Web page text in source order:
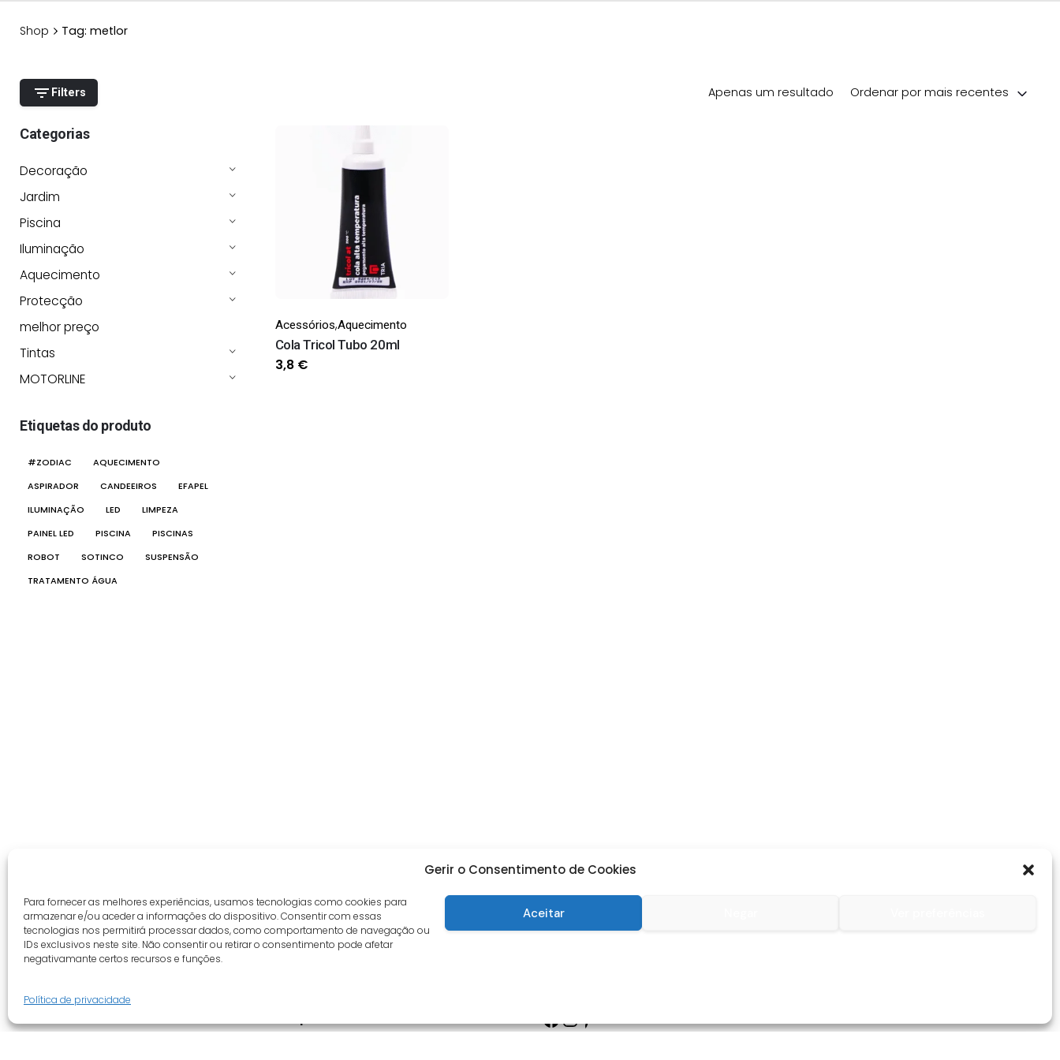
Gerir o Consentimento de Cookies
Para fornecer as melhores experiências, usamos tecnologias como cookies para
armazenar e/ou aceder a informações do dispositivo. Consentir com essas
tecnologias nos permitirá processar dados, como comportamento de navegação ou
IDs exclusivos neste site. Não consentir ou retirar o consentimento pode afetar
negativamante certos recursos e funções.
Aceitar
Política de privacidade
Shop Tag: metlor
Filters Apenas um resultado Ordenar por mais recentes
Categorias
Decoração
Jardim
Piscina
Iluminação
Aquecimento
Protecção
melhor preço
Tintas
MOTORLINE
Etiquetas do produto
#ZODIAC
AQUECIMENTO
ASPIRADOR
CANDEEIROS
EFAPEL
ILUMINAÇÃO
LED
LIMPEZA
PAINEL LED
PISCINA
PISCINAS
ROBOT
SOTINCO
SUSPENSÃO
TRATAMENTO ÁGUA
Acessórios,Aquecimento
Cola Tricol Tubo 20ml
3,8 €
Facebook
Instagram
Pinterest